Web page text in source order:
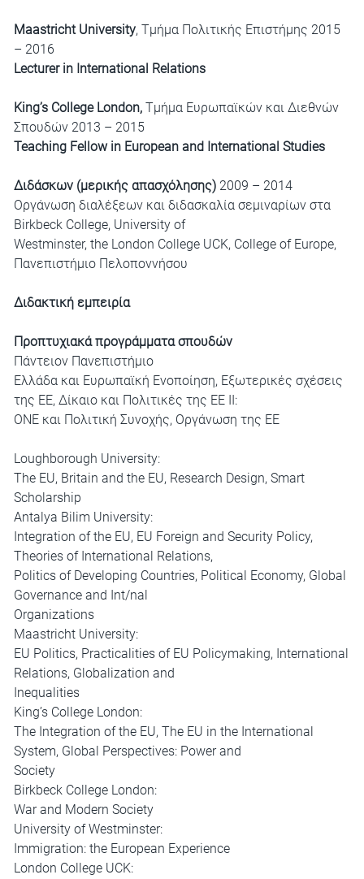
Maastricht University, Τμήμα Πολιτικής Επιστήμης 2015
– 2016
Lecturer in International Relations
King’s College London,Τμήμα Ευρωπαϊκών και Διεθνών
Σπουδών 2013 – 2015
Teaching Fellow in European and International Studies
Διδάσκων (μερικής απασχόλησης) 2009 – 2014
Οργάνωση διαλέξεων και διδασκαλία σεμιναρίων στα
Birkbeck College, University of
Westminster, the London College UCK, College of Europe,
Πανεπιστήμιο Πελοποννήσου
Διδακτική εμπειρία
Προπτυχιακά προγράμματα σπουδών
Πάντειον Πανεπιστήμιο
Ελλάδα και Ευρωπαϊκή Ενοποίηση, Εξωτερικές σχέσεις
της ΕΕ, Δίκαιο και Πολιτικές της ΕΕ ΙΙ:
ΟΝΕ και Πολιτική Συνοχής, Οργάνωση της ΕΕ
Loughborough University:
The EU, Britain and the EU, Research Design, Smart
Scholarship
Antalya Bilim University:
Integration of the EU, EU Foreign and Security Policy,
Theories of International Relations,
Politics of Developing Countries, Political Economy, Global
Governance and Int/nal
Organizations
Maastricht University:
EU Politics, Practicalities of EU Policymaking, International
Relations, Globalization and
Inequalities
King’s College London:
The Integration of the EU, The EU in the International
System, Global Perspectives: Power and
Society
Birkbeck College London:
War and Modern Society
University of Westminster:
Immigration: the European Experience
London College UCK: